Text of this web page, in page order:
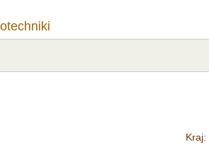
Kraj: